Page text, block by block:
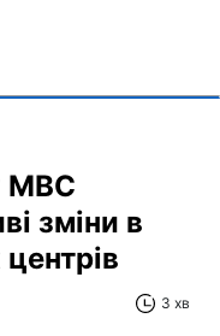
МВС
зміни в
3 хв